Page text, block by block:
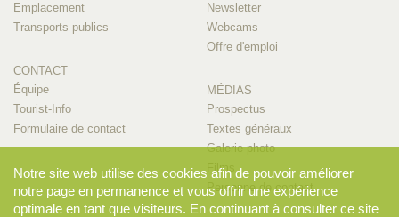
Emplacement
Transports publics
CONTACT
Équipe
Tourist-Info
Formulaire de contact
Newsletter
Webcams
Offre d'emploi
MÉDIAS
Prospectus
Textes généraux
Galerie photo
Films
Personne de contact
Notre site web utilise des cookies afin de pouvoir améliorer
notre page en permanence et vous offrir une expérience
optimale en tant que visiteurs. En continuant à consulter ce site